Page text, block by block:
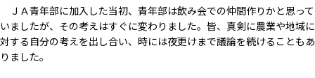
ＪＡ青年部に加入した当初、青年部は飲み会での仲間作りかと思って
いましたが、その考えはすぐに変わりました。皆、真剣に農業や地域に
対する自分の考えを出し合い、時には夜更けまで議論を続けることもあ
りました。